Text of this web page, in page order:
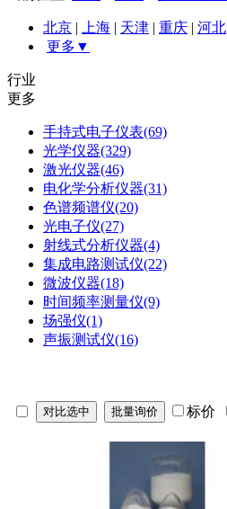
北京 | 上海 | 天津 | 重庆 | 河北
更多▼
行业
更多
手持式电子仪表(69)
光学仪器(329)
激光仪器(46)
电化学分析仪器(31)
色谱频谱仪(20)
光电子仪(27)
射线式分析仪器(4)
集成电路测试仪(22)
微波仪器(18)
时间频率测量仪(9)
场强仪(1)
声振测试仪(16)
标价